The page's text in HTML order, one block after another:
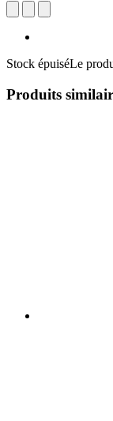
Stock épuiséLe
Produits